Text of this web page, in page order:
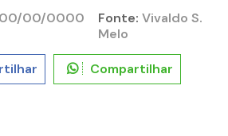
00/00/0000
Fonte: Vivaldo S.
Melo
Compartilhar